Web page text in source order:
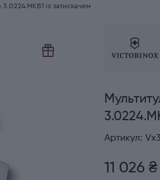
із затискачем
Артикул:
11 026 ₴